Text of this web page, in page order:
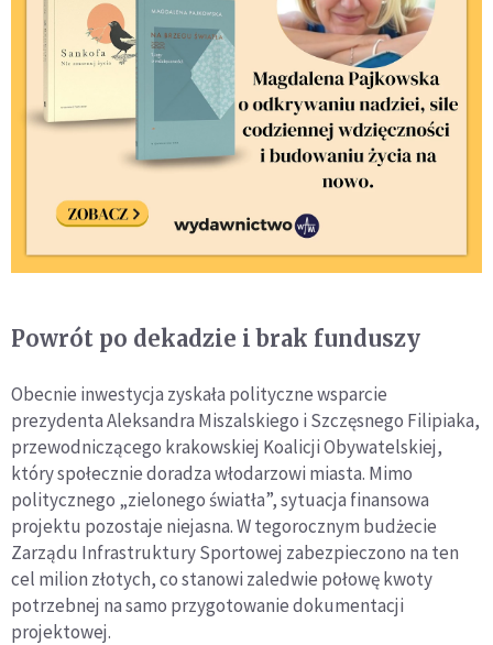
Powrót po dekadzie i brak funduszy
Obecnie inwestycja zyskała polityczne wsparcie
prezydenta Aleksandra Miszalskiego i Szczęsnego Filipiaka,
przewodniczącego krakowskiej Koalicji Obywatelskiej,
który społecznie doradza włodarzowi miasta. Mimo
politycznego „zielonego światła”, sytuacja finansowa
projektu pozostaje niejasna. W tegorocznym budżecie
Zarządu Infrastruktury Sportowej zabezpieczono na ten
cel milion złotych, co stanowi zaledwie połowę kwoty
potrzebnej na samo przygotowanie dokumentacji
projektowej.